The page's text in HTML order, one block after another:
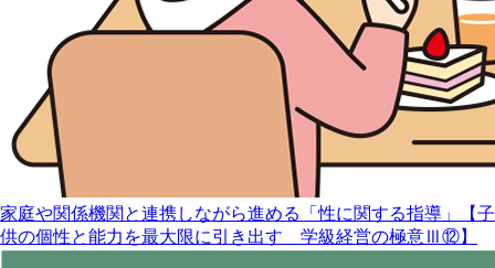
家庭や関係機関と連携しながら進める「性に関する指導」【子
供の個性と能力を最大限に引き出す 学級経営の極意Ⅲ⑫】